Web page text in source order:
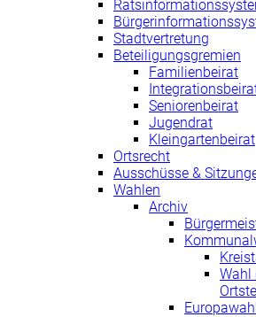
Stadtvertretung
Beteiligungsgremien
Familienbeirat
Seniorenbeirat
Jugendrat
Kleingartenbeirat
Ortsrecht
Ausschüsse &
Wahlen
Archiv
Wahl